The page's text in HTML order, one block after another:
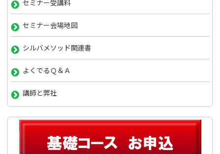
セミナー受講料
セミナー会場地図
シルバメソッド関連書
よくでるＱ＆Ａ
講師と弊社